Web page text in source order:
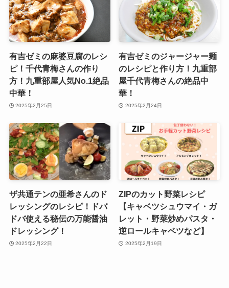
有吉ゼミの麻婆豆腐のレシ
ピ！千代青梅さんの作り
方！九重部屋人気No.1絶品
中華！
2025年2月25日
有吉ゼミのジャージャー麺
のレシピと作り方！九重部
屋千代青梅さんの絶品中
華！
2025年2月24日
ザ共通テンの亜希さんのド
レッシングのレシピ！ドバ
ドバ使える秘伝の万能醤油
ドレッシング！
2025年2月22日
ZIPのカット野菜レシピ
【キャベツシュウマイ・ガ
レット・野菜炒めパスタ・
逆ロールキャベツなど】
2025年2月19日